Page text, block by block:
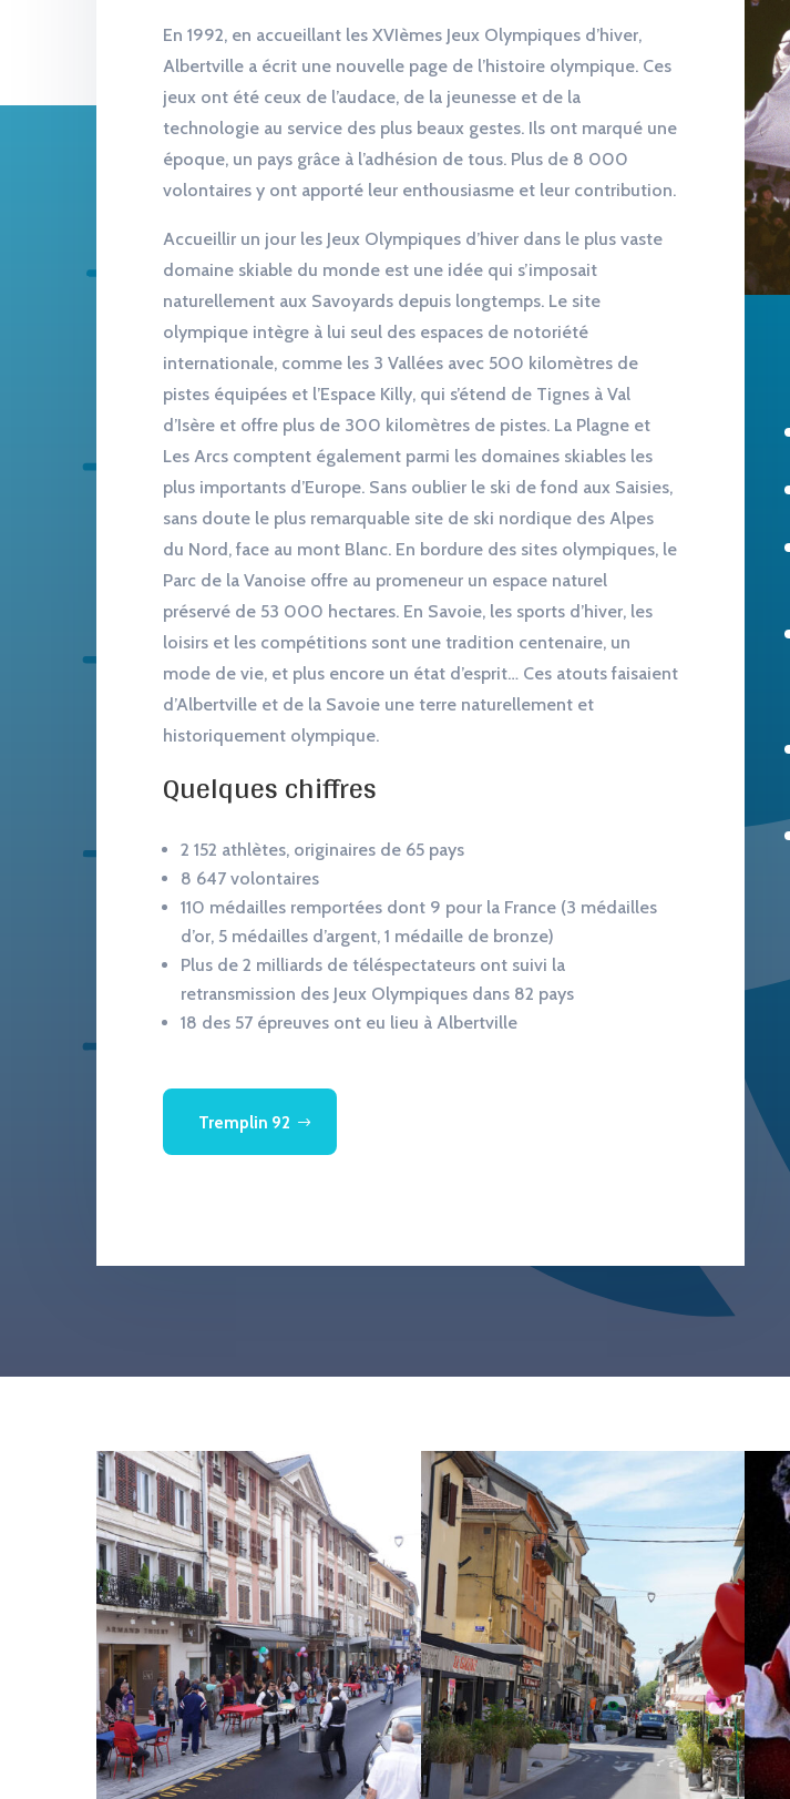
En 1992, en accueillant les XVIèmes Jeux Olympiques d’hiver,
Albertville a écrit une nouvelle page de l’histoire olympique. Ces
jeux ont été ceux de l’audace, de la jeunesse et de la
technologie au service des plus beaux gestes. Ils ont marqué une
époque, un pays grâce à l’adhésion de tous. Plus de 8 000
volontaires y ont apporté leur enthousiasme et leur contribution.
Accueillir un jour les Jeux Olympiques d’hiver dans le plus vaste
domaine skiable du monde est une idée qui s’imposait
naturellement aux Savoyards depuis longtemps. Le site
olympique intègre à lui seul des espaces de notoriété
internationale, comme les 3 Vallées avec 500 kilomètres de
pistes équipées et l’Espace Killy, qui s’étend de Tignes à Val
d’Isère et offre plus de 300 kilomètres de pistes. La Plagne et
Les Arcs comptent également parmi les domaines skiables les
plus importants d’Europe. Sans oublier le ski de fond aux Saisies,
sans doute le plus remarquable site de ski nordique des Alpes
du Nord, face au mont Blanc. En bordure des sites olympiques, le
Parc de la Vanoise offre au promeneur un espace naturel
préservé de 53 000 hectares. En Savoie, les sports d’hiver, les
loisirs et les compétitions sont une tradition centenaire, un
mode de vie, et plus encore un état d’esprit… Ces atouts faisaient
d’Albertville et de la Savoie une terre naturellement et
historiquement olympique.
Quelques chiffres
2 152 athlètes, originaires de 65 pays
8 647 volontaires
110 médailles remportées dont 9 pour la France (3 médailles
d’or, 5 médailles d’argent, 1 médaille de bronze)
Plus de 2 milliards de téléspectateurs ont suivi la
retransmission des Jeux Olympiques dans 82 pays
18 des 57 épreuves ont eu lieu à Albertville
Tremplin 92